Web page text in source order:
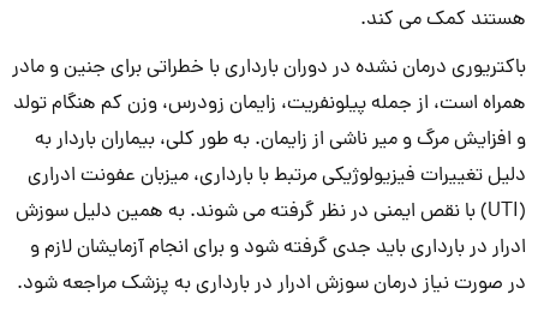
هستند کمک می کند.
باکتریوری درمان نشده در دوران بارداری با خطراتی برای جنین و مادر
همراه است، از جمله پیلونفریت، زایمان زودرس، وزن کم هنگام تولد
و افزایش مرگ و میر ناشی از زایمان. به طور کلی، بیماران باردار به
دلیل تغییرات فیزیولوژیکی مرتبط با بارداری، میزبان عفونت ادراری
(UTI) با نقص ایمنی در نظر گرفته می شوند. به همین دلیل سوزش
ادرار در بارداری باید جدی گرفته شود و برای انجام آزمایشان لازم و
در صورت نیاز درمان سوزش ادرار در بارداری به پزشک مراجعه شود.